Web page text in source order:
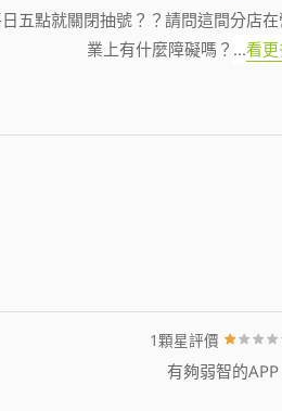
五點就關閉抽號？？請問這間分店在
業上有什麼障礙嗎？ ...看更
1顆星評價
有夠弱智的APP